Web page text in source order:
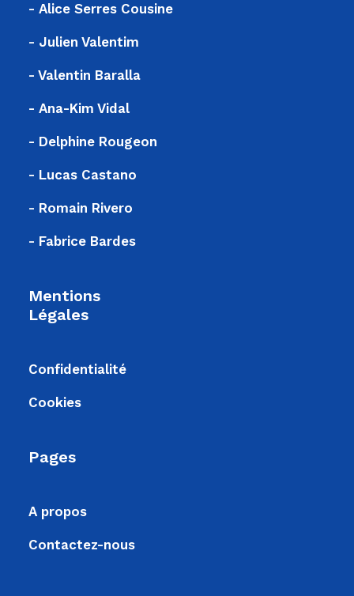
- Alice Serres Cousine
- Julien Valentim
- Valentin Baralla
- Ana-Kim Vidal
- Delphine Rougeon
- Lucas Castano
- Romain Rivero
- Fabrice Bardes
Mentions
Légales
Confidentialité
Cookies
Pages
A propos
Contactez-nous